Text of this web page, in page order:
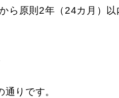
ら原則2年（24カ月）以
りです。